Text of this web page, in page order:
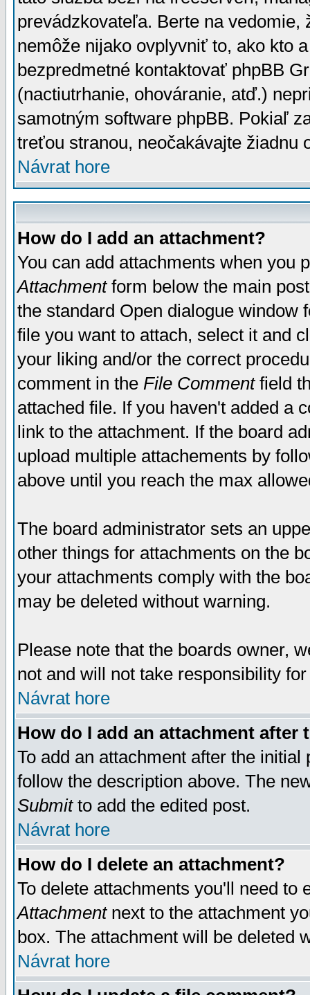
prevádzkovateľa. Berte na vedomie,
nemôže nijako ovplyvniť to, ako kto
bezpredmetné kontaktovať phpBB
(nactiutrhanie, ohováranie, atď.)
samotným software phpBB. Pokiaľ
treťou stranou, neočakávajte žiadnu
Návrat hore
How do I add an attachment?
You can add attachments when you
Attachmentform below the main
the standard Open dialogue window
file you want to attach, select it and
your liking and/or the correct
comment in the File Commentfield
attached file. If you haven't added a
link to the attachment. If the board
upload multiple attachements by
above until you reach the max
The board administrator sets an
other things for attachments on the
your attachments comply with the
may be deleted without warning.
Please note that the boards owner,
not and will not take responsibility
Návrat hore
How do I add an attachment after
To add an attachment after the
follow the description above. The
Submitto add the edited post.
Návrat hore
How do I delete an attachment?
To delete attachments you'll need
Attachmentnext to the attachment
box. The attachment will be deleted
Návrat hore